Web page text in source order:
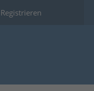
Registrieren